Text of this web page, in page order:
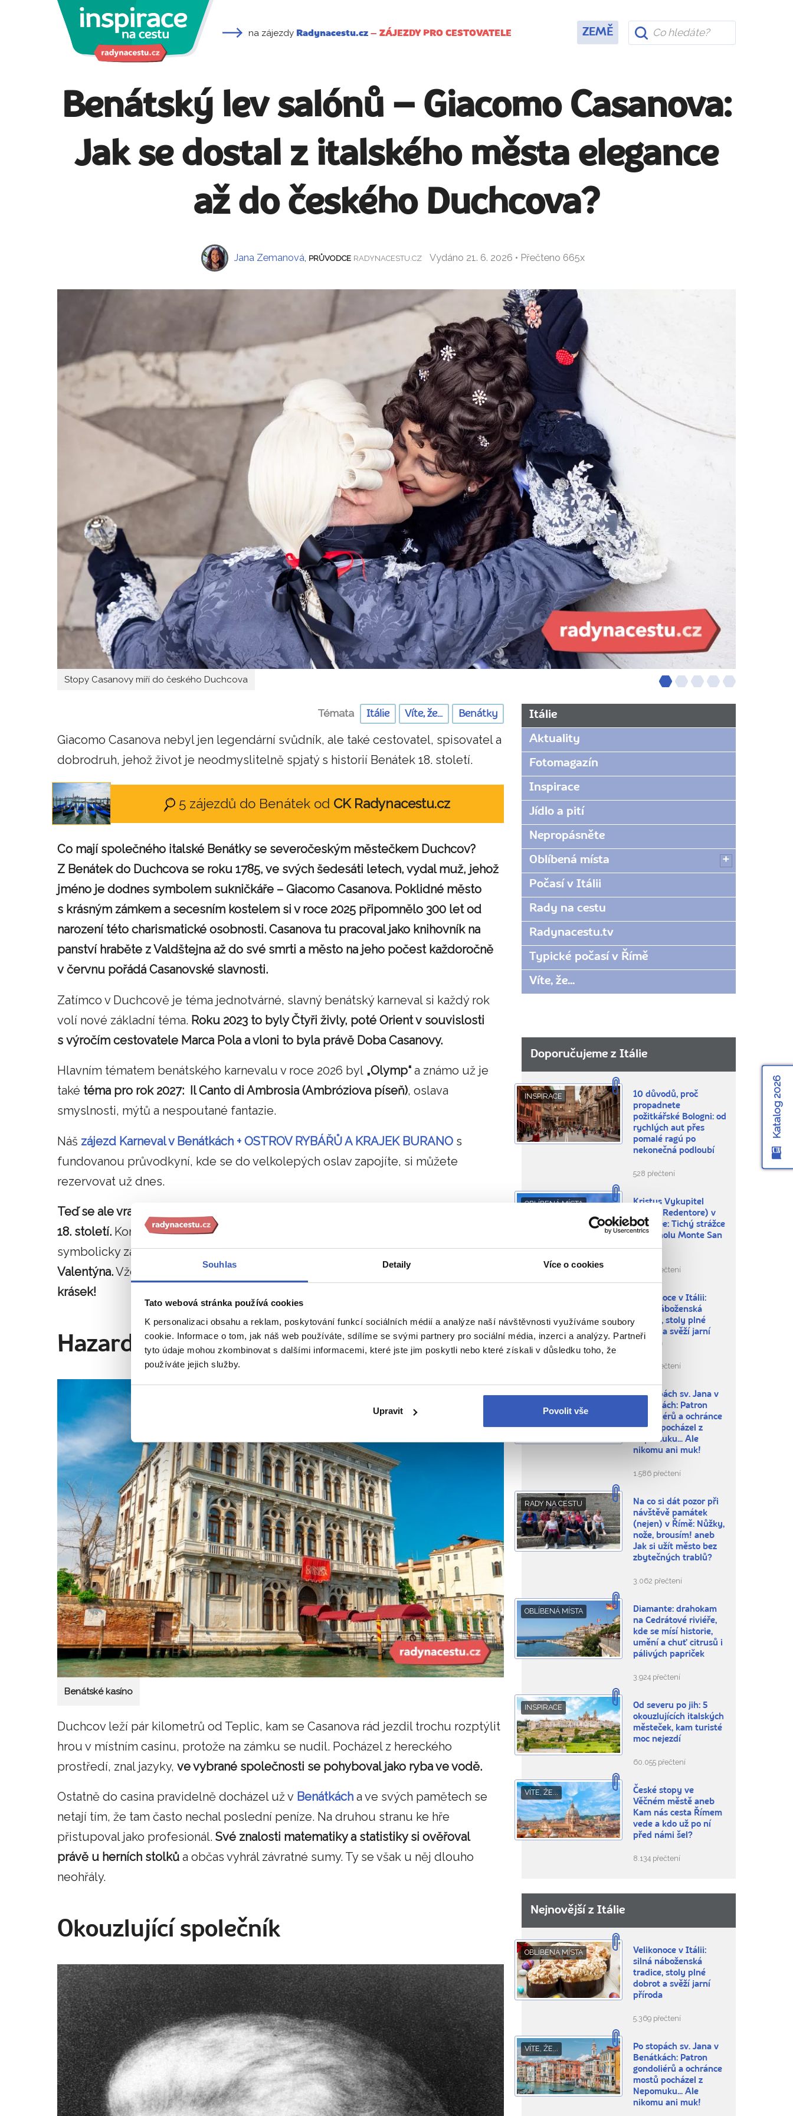
Souhlas Detaily Více o cookies
Tato webová stránka používá cookies
K personalizaci obsahu a reklam, poskytování funkcí sociálních médií a analýze naší návštěvnosti využíváme soubory
cookie. Informace o tom, jak náš web používáte, sdílíme se svými partnery pro sociální média, inzerci a analýzy. Partneři
tyto údaje mohou zkombinovat s dalšími informacemi, které jste jim poskytli nebo které získali v důsledku toho, že
používáte jejich služby.
Upravit Povolit vše
na zájezdy Radynacestu.cz – ZÁJEZDY PRO CESTOVATELE ZEMĚ
Benátský lev salónů – Giacomo Casanova:
Jak se dostal z italského města elegance
až do českého Duchcova?
Jana Zemanová, PRŮVODCE RADYNACESTU.CZ Vydáno 21. 6. 2026 • Přečteno 665x
Stopy Casanovy míří do českého Duchcova
Témata Itálie Víte, že... Benátky
Giacomo Casanova nebyl jen legendární svůdník, ale také cestovatel, spisovatel a
dobrodruh, jehož život je neodmyslitelně spjatý s historií Benátek 18. století.
5 zájezdů do Benátek od CK Radynacestu.cz
Co mají společného italské Benátky se severočeským městečkem Duchcov?
Z Benátek do Duchcova se roku 1785, ve svých šedesáti letech, vydal muž, jehož
jméno je dodnes symbolem sukničkáře – Giacomo Casanova. Poklidné město
s krásným zámkem a secesním kostelem si v roce 2025 připomnělo 300 let od
narození této charismatické osobnosti. Casanova tu pracoval jako knihovník na
panství hraběte z Valdštejna až do své smrti a město na jeho počest každoročně
v červnu pořádá Casanovské slavnosti.
Zatímco v Duchcově je téma jednotvárné, slavný benátský karneval si každý rok
volí nové základní téma. Roku 2023 to byly Čtyři živly, poté Orient v souvislosti
s výročím cestovatele Marca Pola a vloni to byla právě Doba Casanovy.
Hlavním tématem benátského karnevalu v roce 2026 byl „Olymp“ a známo už je
také téma pro rok 2027: Il Canto di Ambrosia (Ambróziova píseň), oslava
smyslnosti, mýtů a nespoutané fantazie.
Náš zájezd Karneval v Benátkách + OSTROV RYBÁŘŮ A KRAJEK BURANO s
fundovanou průvodkyní, kde se do velkolepých oslav zapojíte, si můžete
rezervovat už dnes.
Teď se ale vraťme do roku 2025, kdy se město na tři týdny ponořilo do atmosféry
18. století. Konaly se plesy, koncerty a divadelní představení. Karneval byl
symbolicky zahájen14. února na svátek patrona všech zamilovaných, sv.
Valentýna.Vždyť Casanova se proslavil hlavně jako
svůdce a milovník benátských
krásek!
Hazardní hráč
Benátské kasíno
Duchcov leží pár kilometrů od Teplic, kam se Casanova rád jezdil trochu rozptýlit
hrou v místním casinu, protože na zámku se nudil. Pocházel z hereckého
prostředí, znal jazyky, ve vybrané společnosti se pohyboval jako ryba ve vodě.
Ostatně do casina pravidelně docházel už v Benátkách a ve svých pamětech se
netají tím, že tam často nechal poslední peníze. Na druhou stranu ke hře
přistupoval jako profesionál. Své znalosti matematiky a statistiky si ověřoval
právě u herních stolků a občas vyhrál závratné sumy. Ty se však u něj dlouho
neohřály.
Okouzlující společník
Itálie
Aktuality
Fotomagazín
Inspirace
Jídlo a pití
Nepropásněte
Oblíbená místa
Počasí v Itálii
Rady na cestu
Radynacestu.tv
Typické počasí v Římě
Víte, že...
Doporučujeme z Itálie
INSPIRACE
10 důvodů, proč
propadnete
požitkářské Bologni: od
rychlých aut přes
pomalé ragú po
nekonečná podloubí
528 přečtení
OBLÍBENÁ MÍSTA
Kristus Vykupitel
(Cristo Redentore) v
Maratee: Tichý strážce
na vrcholu Monte San
Biagio
1.881 přečtení
Velikonoce v Itálii:
silná náboženská
tradice, stoly plné
dobrot a svěží jarní
příroda
5.369 přečtení
VÍTE, ŽE...
Po stopách sv. Jana v
Benátkách: Patron
gondoliérů a ochránce
mostů pocházel z
Nepomuku... Ale
nikomu ani muk!
1.586 přečtení
RADY NA CESTU
Na co si dát pozor při
návštěvě památek
(nejen) v Římě: Nůžky,
nože, brousím! aneb
Jak si užít město bez
zbytečných trablů?
3.062 přečtení
OBLÍBENÁ MÍSTA
Diamante: drahokam
na Cedrátové riviéře,
kde se mísí historie,
umění a chuť citrusů i
pálivých papriček
3.924 přečtení
INSPIRACE
Od severu po jih: 5
okouzlujících italských
městeček, kam turisté
moc nejezdí
60.055 přečtení
VÍTE, ŽE...
České stopy ve
Věčném městě aneb
Kam nás cesta Římem
vede a kdo už po ní
před námi šel?
8.134 přečtení
Nejnovější z Itálie
OBLÍBENÁ MÍSTA
Velikonoce v Itálii:
silná náboženská
tradice, stoly plné
dobrot a svěží jarní
příroda
5.369 přečtení
VÍTE, ŽE...
Po stopách sv. Jana v
Benátkách: Patron
gondoliérů a ochránce
mostů pocházel z
Nepomuku... Ale
nikomu ani muk!
Katalog 2026